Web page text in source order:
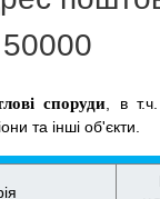
50000
споруди , в
та інші об'єкти.